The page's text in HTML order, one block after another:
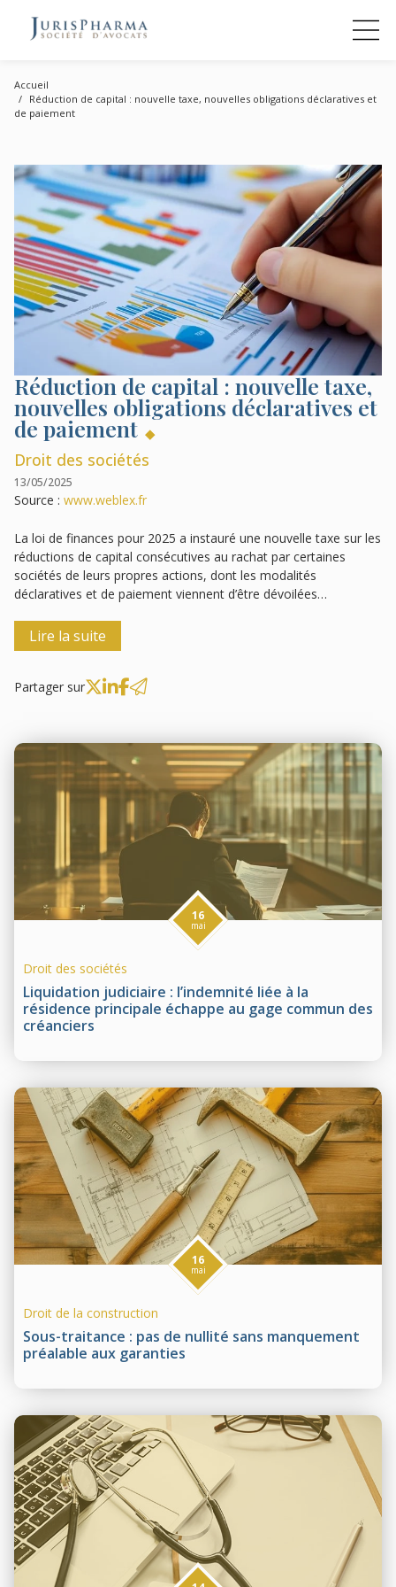
Accueil
Réduction de capital : nouvelle taxe, nouvelles obligations déclaratives et
de paiement
Réduction de capital : nouvelle taxe,
nouvelles obligations déclaratives et
de paiement
Droit des sociétés
13/05/2025
Source : www.weblex.fr
La loi de finances pour 2025 a instauré une nouvelle taxe sur les
réductions de capital consécutives au rachat par certaines
sociétés de leurs propres actions, dont les modalités
déclaratives et de paiement viennent d’être dévoilées…
Lire la suite
Partager sur
Liquidation judiciaire : l’indemnité liée à la
résidence principale échappe au gage commun des
créanciers
16
mai
Droit des sociétés
Sous-traitance : pas de nullité sans manquement
préalable aux garanties
16
mai
Droit de la construction